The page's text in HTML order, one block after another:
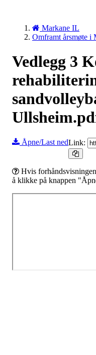
Markane IL
Omframt årsmøte i
Vedlegg 3
Åpne/Last nedLink:
Hvis
å klikke på knappen